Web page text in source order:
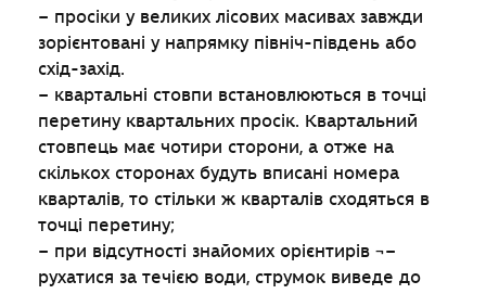
– просіки у великих лісових масивах завжди
зорієнтовані у напрямку північ-південь або
схід-захід.
– квартальні стовпи встановлюються в точці
перетину квартальних просік. Квартальний
стовпець має чотири сторони, а отже на
скількох сторонах будуть вписані номера
кварталів, то стільки ж кварталів сходяться в
точці перетину;
– при відсутності знайомих орієнтирів ¬–
рухатися за течією води, струмок виведе до